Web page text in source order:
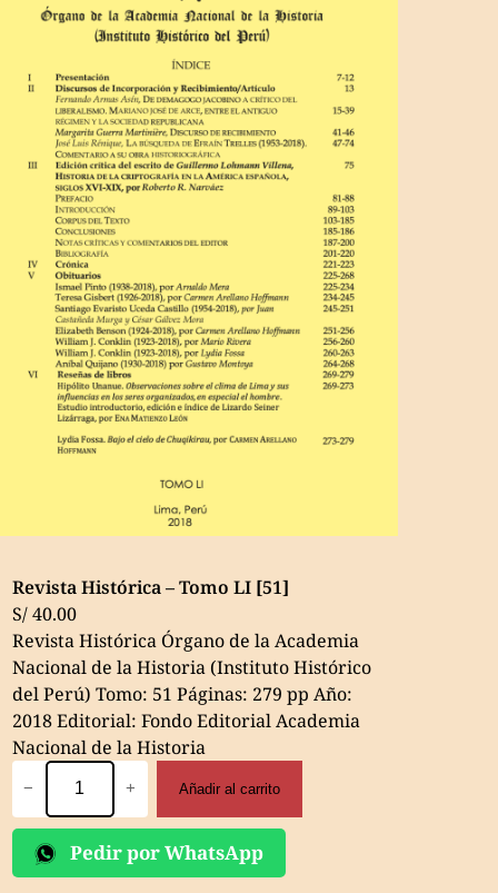
Revista Histórica – Tomo LI [51]
S/40.00
Revista Histórica Órgano de la Academia
Nacional de la Historia (Instituto Histórico
del Perú) Tomo: 51 Páginas: 279 pp Año:
2018 Editorial: Fondo Editorial Academia
Nacional de la Historia
Revista
Histórica
–
Tomo
LI
− + Añadir al carrito
Pedir por WhatsApp